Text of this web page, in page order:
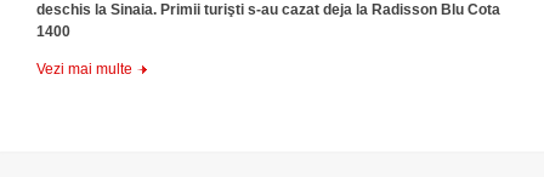
deschis la Sinaia. Primii turişti s-au cazat deja la Radisson Blu Cota
1400
Vezi mai multe